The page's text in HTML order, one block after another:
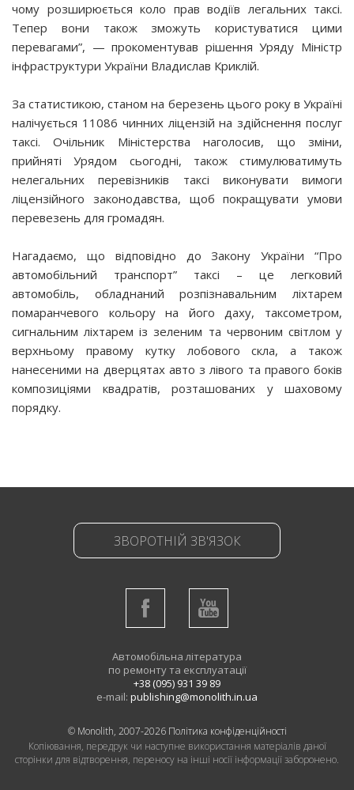
чому розширюється коло прав водіїв легальних таксі.
Тепер вони також зможуть користуватися цими
перевагами”, — прокоментував рішення Уряду Міністр
інфраструктури України Владислав Криклій.
За статистикою, станом на березень цього року в Україні
налічується 11086 чинних ліцензій на здійснення послуг
таксі. Очільник Міністерства наголосив, що зміни,
прийняті Урядом сьогодні, також стимулюватимуть
нелегальних перевізників таксі виконувати вимоги
ліцензійного законодавства, щоб покращувати умови
перевезень для громадян.
Нагадаємо, що відповідно до Закону України “Про
автомобільний транспорт” таксі – це легковий
автомобіль, обладнаний розпізнавальним ліхтарем
помаранчевого кольору на його даху, таксометром,
сигнальним ліхтарем із зеленим та червоним світлом у
верхньому правому кутку лобового скла, а також
нанесеними на дверцятах авто з лівого та правого боків
композиціями квадратів, розташованих у шаховому
порядку.
ЗВОРОТНІЙ ЗВ'ЯЗОК
Автомобільна література
по ремонту та експлуатації
+38 (095) 931 39 89
e-mail: publishing@monolith.in.ua
© Monolith, 2007-2026 Політика конфіденційності
Копіювання, передрук чи наступне використання матеріалів даної
сторінки для відтворення, переносу на інші носії інформації заборонено.